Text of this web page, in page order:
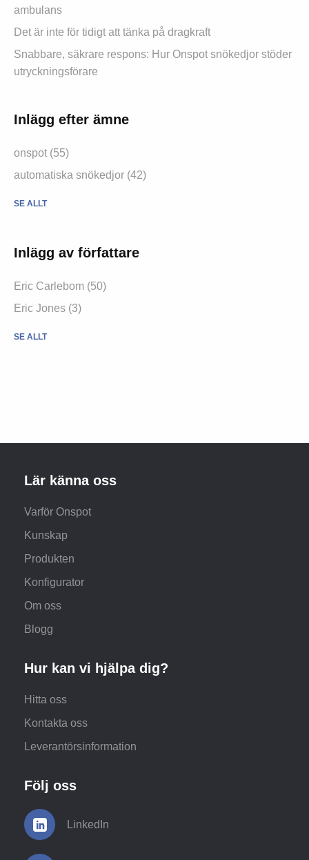
ambulans
Det är inte för tidigt att tänka på dragkraft
Snabbare, säkrare respons: Hur Onspot snökedjor stöder
utryckningsförare
Inlägg efter ämne
onspot (55)
automatiska snökedjor (42)
SE ALLT
Inlägg av författare
Eric Carlebom (50)
Eric Jones (3)
SE ALLT
Lär känna oss
Varför Onspot
Kunskap
Produkten
Konfigurator
Om oss
Blogg
Hur kan vi hjälpa dig?
Hitta oss
Kontakta oss
Leverantörsinformation
Följ oss
LinkedIn